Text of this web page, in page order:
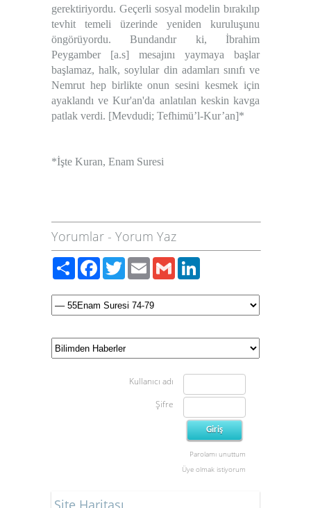
gerektiriyordu. Geçerli sosyal modelin bırakılıp
tevhit temeli üzerinde yeniden kuruluşunu
öngörüyordu. Bundandır ki, İbrahim
Peygamber [a.s] mesajını yaymaya başlar
başlamaz, halk, soylular din adamları sınıfı ve
Nemrut hep birlikte onun sesini kesmek için
ayaklandı ve Kur'an'da anlatılan keskin kavga
patlak verdi. [Mevdudi; Tefhimü’l-Kur’an]*
*İşte Kuran, Enam Suresi
Yorumlar - Yorum Yaz
PaylaşFacebook
TwitterEmailGmail
Kullanıcı adı
Şifre
Parolamı unuttum
Üye olmak istiyorum
Site Haritası